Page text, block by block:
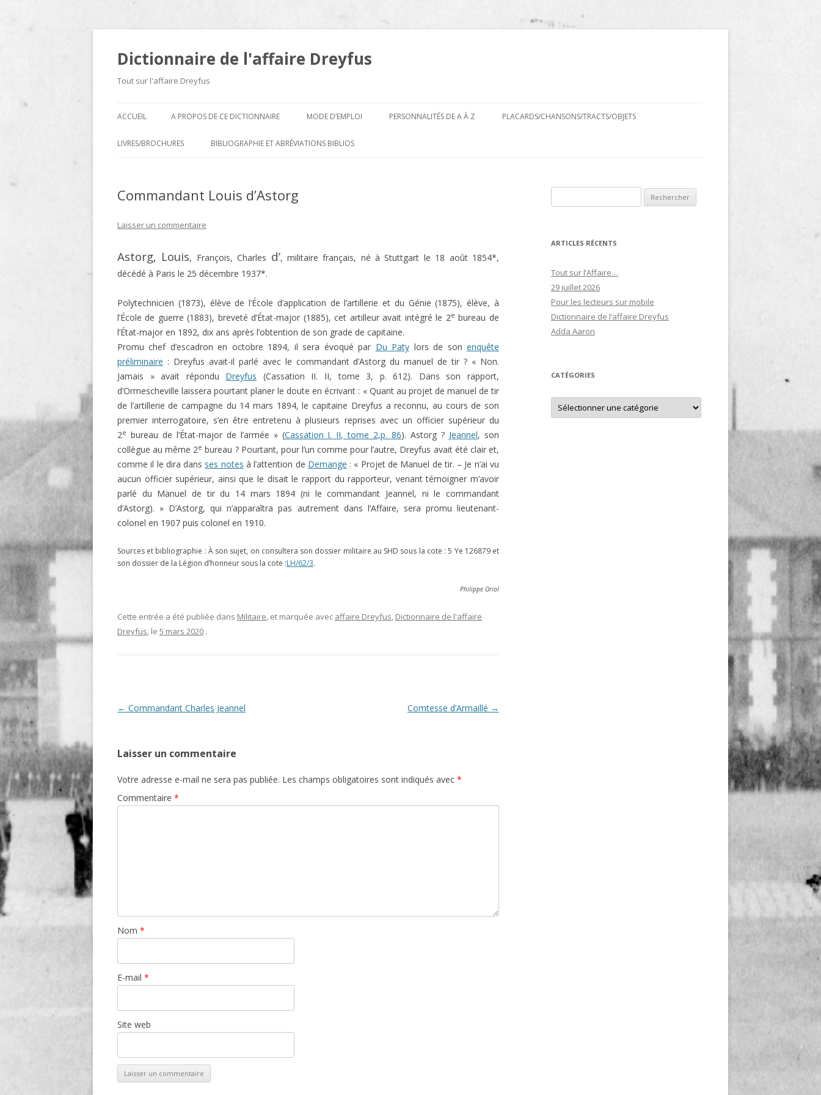
Dictionnaire de l'affaire Dreyfus
Tout sur l'affaire Dreyfus
au
ACCUEIL A PROPOS DE CE DICTIONNAIRE MODE D’EMPLOI PERSONNALITÉS DE A À Z PLACARDS/CHANSONS/TRACTS/OBJETS
LIVRES/BROCHURES
D
N
R
T
BIBLIOGRAPHIE ET ABRÉVIATIONS BIBLIOS
Commandant Louis d’Astorg
Laisser un commentaire
Astorg, Louis, François, Charles d’, militaire français, né à Stuttgart le 18 août 1854*,
décédé à Paris le 25 décembre 1937*.
Polytechnicien (1873), élève de l’École d’application de l’artillerie et du Génie (1875), élève, à
l’École de guerre (1883), breveté d’État-major (1885), cet artilleur avait intégré le 2e bureau de
l’État-major en 1892, dix ans après l’obtention de son grade de capitaine.
Promu chef d’escadron en octobre 1894, il sera évoqué par Du Paty lors de son enquête
préliminaire : Dreyfus avait-il parlé avec le commandant d’Astorg du manuel de tir ? « Non.
Jamais » avait répondu Dreyfus (Cassation II. II, tome 3, p. 612). Dans son rapport,
d’Ormescheville laissera pourtant planer le doute en écrivant : « Quant au projet de manuel de tir
de l’artillerie de campagne du 14 mars 1894, le capitaine Dreyfus a reconnu, au cours de son
premier interrogatoire, s’en être entretenu à plusieurs reprises avec un officier supérieur du
2e bureau de l’État-major de l’armée » (Cassation I. II, tome 2,p. 86). Astorg ? Jeannel, son
collègue au même 2e bureau ? Pourtant, pour l’un comme pour l’autre, Dreyfus avait été clair et,
comme il le dira dans ses notes à l’attention de Demange : « Projet de Manuel de tir. – Je n’ai vu
aucun officier supérieur, ainsi que le disait le rapport du rapporteur, venant témoigner m’avoir
parlé du Manuel de tir du 14 mars 1894 (ni le commandant Jeannel, ni le commandant
d’Astorg). » D’Astorg, qui n’apparaîtra pas autrement dans l’Affaire, sera promu lieutenant-
colonel en 1907 puis colonel en 1910.
Sources et bibliographie : À son sujet, on consultera son dossier militaire au SHD sous la cote : 5 Ye 126879 et
son dossier de la Légion d’honneur sous la cote :LH/62/3.
Philippe Oriol
Cette entrée a été publiée dans Militaire, et marquée avec affaire Dreyfus, Dictionnaire de l'affaire
Dreyfus, le 5 mars 2020 .
Navigation
← Commandant Charles Jeannel Comtesse d’Armaillé →
Laisser un commentaire
Votre adresse e-mail ne sera pas publiée. Les champs obligatoires sont indiqués avec *
Commentaire *
Nom *
E-mail *
Site web
ARTICLES RÉCENTS
Tout sur l’Affaire…
29 juillet 2026
Pour les lecteurs sur mobile
Dictionnaire de l’affaire Dreyfus
Adda Aaron
CATÉGORIES
Catégories